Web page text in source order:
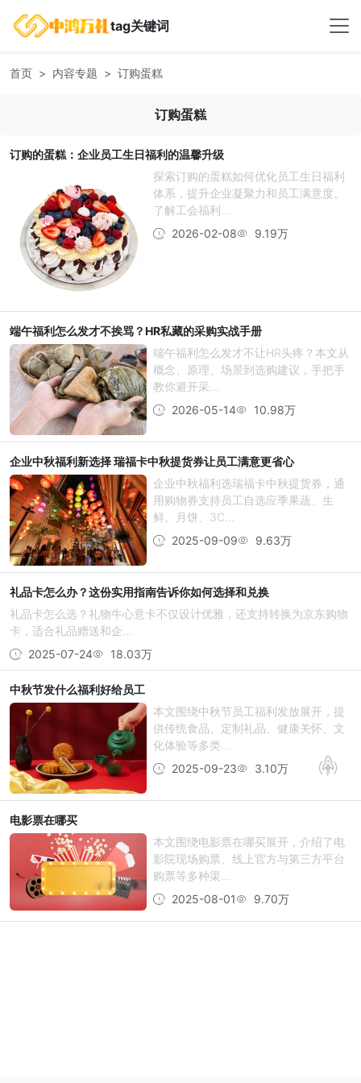
tag关键词
首页 内容专题 订购蛋糕
订购蛋糕
订购的蛋糕：企业员工生日福利的温馨升级
探索订购的蛋糕如何优化员工生日福利
体系，提升企业凝聚力和员工满意度。
了解工会福利...
2026-02-08
9.19万
端午福利怎么发才不挨骂？HR私藏的采购实战手册
端午福利怎么发才不让HR头疼？本文从
概念、原理、场景到选购建议，手把手
教你避开采...
2026-05-14
10.98万
企业中秋福利新选择 瑞福卡中秋提货券让员工满意更省心
企业中秋福利选瑞福卡中秋提货券，通
用购物券支持员工自选应季果蔬、生
鲜、月饼、3C...
2025-09-09
9.63万
礼品卡怎么办？这份实用指南告诉你如何选择和兑换
礼品卡怎么选？礼物牛心意卡不仅设计优雅，还支持转换为京东购物
卡，适合礼品赠送和企...
2025-07-24
18.03万
中秋节发什么福利好给员工
本文围绕中秋节员工福利发放展开，提
供传统食品、定制礼品、健康关怀、文
化体验等多类...
2025-09-23
3.10万
电影票在哪买
本文围绕电影票在哪买展开，介绍了电
影院现场购票、线上官方与第三方平台
购票等多种渠...
2025-08-01
9.70万